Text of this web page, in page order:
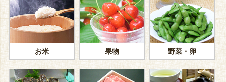
お米 果物 野菜・卵